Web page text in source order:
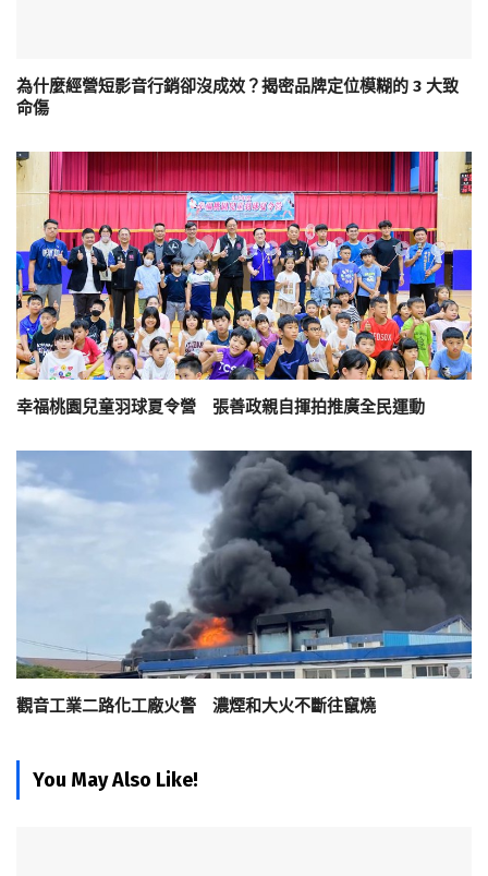
為什麼經營短影音行銷卻沒成效？揭密品牌定位模糊的 3 大致
命傷
幸福桃園兒童羽球夏令營 張善政親自揮拍推廣全民運動
觀音工業二路化工廠火警 濃煙和大火不斷往竄燒
You May Also Like!